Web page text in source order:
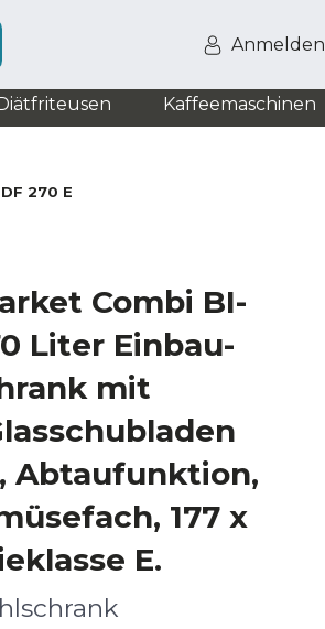
Anmelden
Kaffeemaschinen
270 E
Combi BI-
Liter Einbau-
mit
Abtaufunktion,
177 x
E.